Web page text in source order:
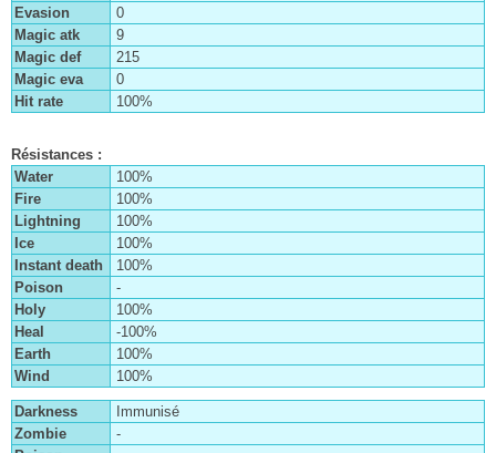
0
9
215
0
100%
Résistances :
100%
100%
100%
100%
100%
-
100%
-100%
100%
100%
Immunisé
-